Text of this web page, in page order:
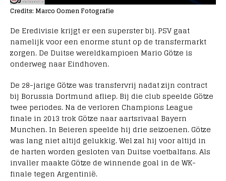
Credits: Marco Oomen Fotografie
De Eredivisie krijgt er een superster bij. PSV gaat
namelijk voor een enorme stunt op de transfermarkt
zorgen. De Duitse wereldkampioen Mario Götze is
onderweg naar Eindhoven.
De 28-jarige Götze was transfervrij nadat zijn contract
bij Borussia Dortmund afliep. Bij die club speelde Götze
twee periodes. Na de verloren Champions League
finale in 2013 trok Götze naar aartsrivaal Bayern
Munchen. In Beieren speelde hij drie seizoenen. Götze
was lang niet altijd gelukkig. Wel zal hij voor altijd in
de harten worden gesloten van Duitse voetbalfans. Als
invaller maakte Götze de winnende goal in de WK-
finale tegen Argentinië.